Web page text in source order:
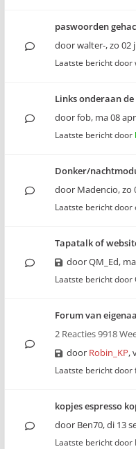
paswoorden
doorwalter-,zo 02
Laatste bericht door
Links onderaan
doorfob, ma 08
Laatste bericht door
Donker/
door Madencio,zo
Laatste bericht door
Tapatalk of
doorQM_Ed,
Laatste bericht door
Forum van
2 Reacties 9918
door Robin_KP,
Laatste bericht door
kopjes espresso
door Ben70,di 13
Laatste bericht door